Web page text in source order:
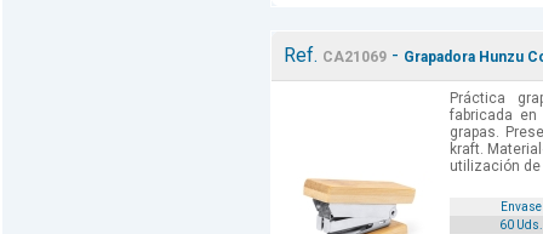
Ref. CA21069- Grapadora Hunzu
Práctica
fabricada
grapas.
kraft.
utilización
Envase
60 Uds.